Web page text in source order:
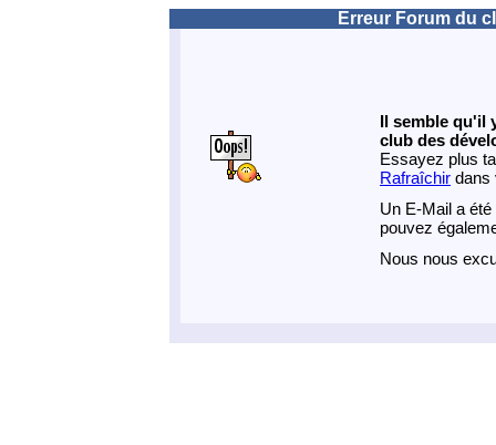
Erreur Forum du
Il semble qu'il
club des
Essayez plus
Rafraîchir dans
Un E-Mail a
pouvez
Nous nous